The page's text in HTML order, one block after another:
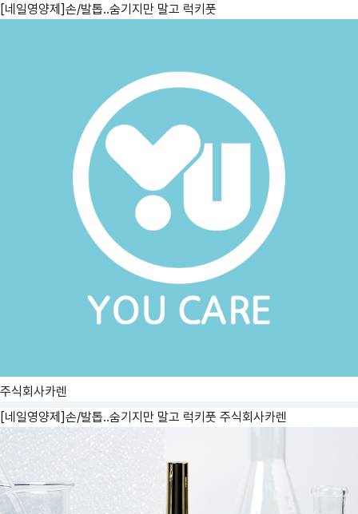
[네일영양제]손/발톱..숨기지만 말고 럭키풋
주식회사카렌
[네일영양제]손/발톱..숨기지만 말고 럭키풋 주식회사카렌